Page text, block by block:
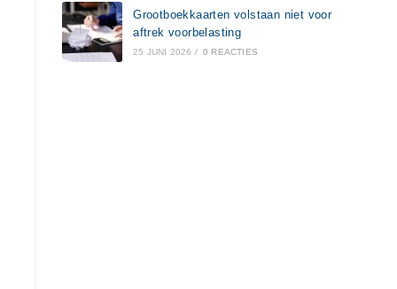
Grootboekkaarten volstaan niet voor
aftrek voorbelasting
25 JUNI 2026 / 0 REACTIES